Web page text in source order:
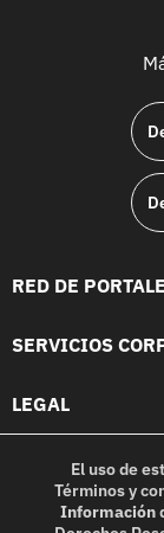
RED DE
SERVICIOS
LEGAL
El uso de
Términos y
Información